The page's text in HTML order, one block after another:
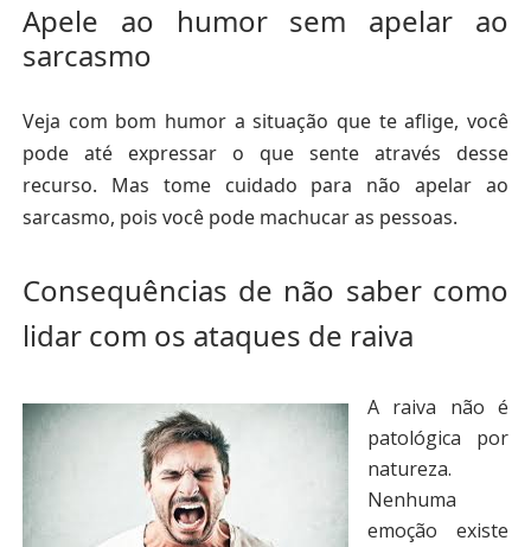
Apele ao humor sem apelar ao
sarcasmo
Veja com bom humor a situação que te aflige, você
pode até expressar o que sente através desse
recurso. Mas tome cuidado para não apelar ao
sarcasmo, pois você pode machucar as pessoas.
Consequências de não saber como
lidar com os ataques de raiva
A raiva não é
patológica por
natureza.
Nenhuma
emoção existe